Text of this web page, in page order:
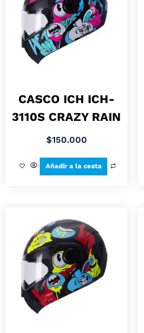
CASCO ICH ICH-
3110S CRAZY RAIN
$150.000
Añadir a la cesta